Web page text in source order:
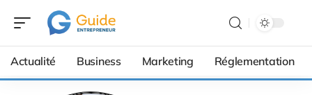
Actualité Business Marketing Réglementation